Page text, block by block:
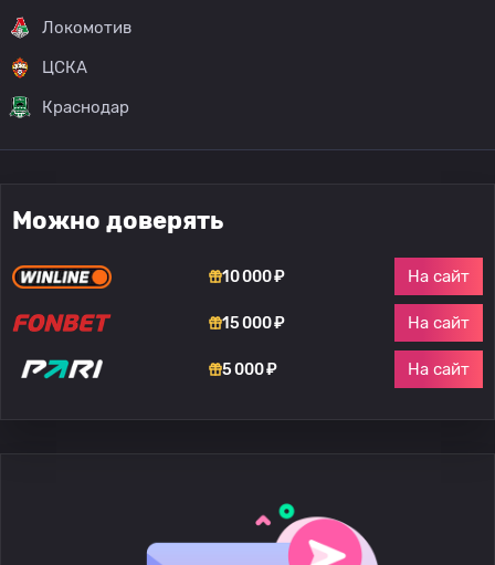
Локомотив
ЦСКА
Краснодар
Можно доверять
10 000 ₽ На сайт
15 000 ₽ На сайт
5 000 ₽ На сайт